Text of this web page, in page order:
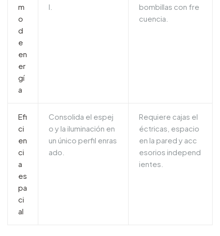
m
o
d
e
en
er
gí
a
l.
bombillas con fre
cuencia.
Efi
ci
en
ci
a
es
pa
ci
al
Consolida el espej
o y la iluminación en
un único perfil enras
ado.
Requiere cajas el
éctricas, espacio
en la pared y acc
esorios independ
ientes.